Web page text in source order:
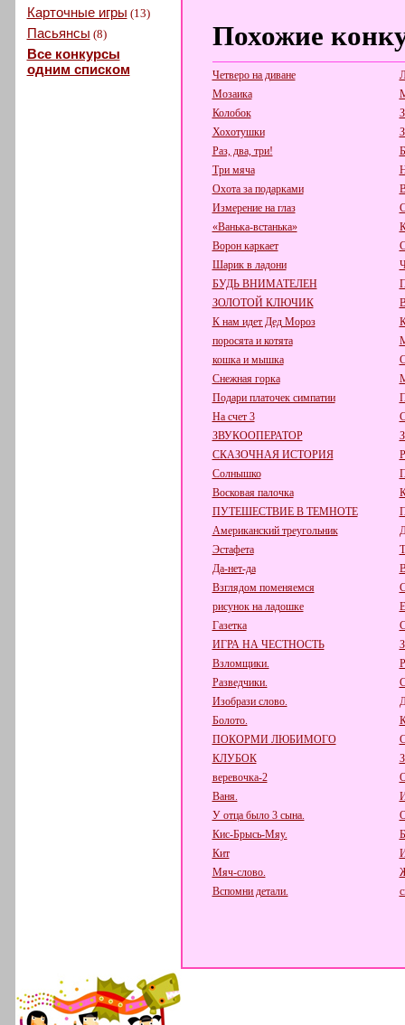
Карточные игры (13)
Пасьянсы (8)
Все конкурсы
одним списком
Похожие
Четверо на диване
Мозаика
Колобок
Хохотушки
Раз, два, три!
Три мяча
Охота за подарками
Измерение на глаз
«Ванька-встанька»
Ворон каркает
Шарик в ладони
БУДЬ ВНИМАТЕЛЕН
ЗОЛОТОЙ КЛЮЧИК
К нам идет Дед Мороз
поросята и котята
кошка и мышка
Снежная горка
Подари платочек симпатии
На счет 3
ЗВУКООПЕРАТОР
СКАЗОЧНАЯ ИСТОРИЯ
Солнышко
Восковая палочка
ПУТЕШЕСТВИЕ В ТЕМНОТЕ
Американский треугольник
Эстафета
Да-нет-да
Взглядом поменяемся
рисунок на ладошке
Газетка
ИГРА НА ЧЕСТНОСТЬ
Взломщики.
Разведчики.
Изобрази слово.
Болото.
ПОКОРМИ ЛЮБИМОГО
КЛУБОК
веревочка-2
Ваня.
У отца было 3 сына.
Кис-Брысь-Мяу.
Кит
Мяч-слово.
Вспомни детали.